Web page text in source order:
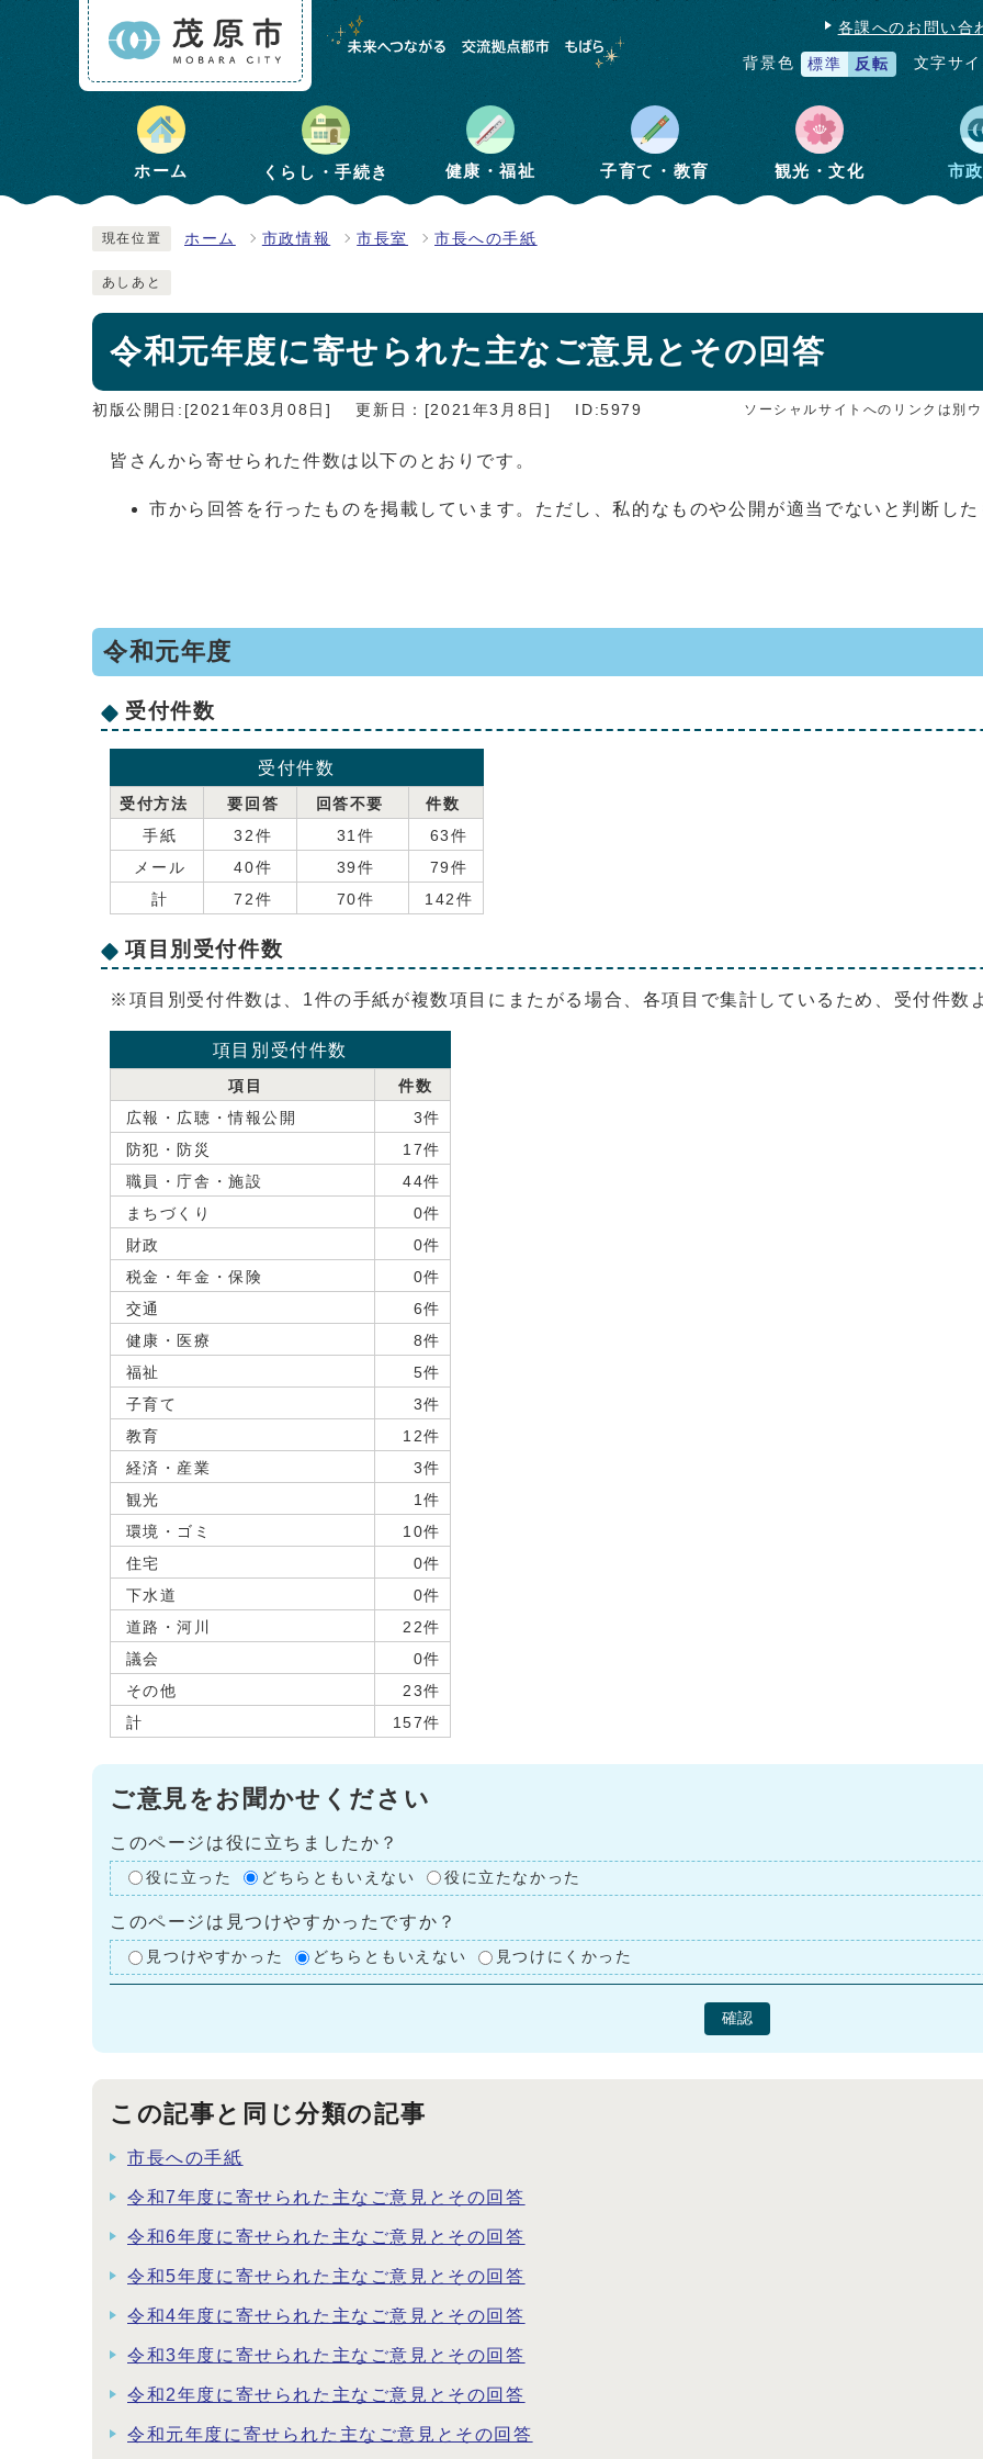
各課へのお問い合
背景色 標準 反転 文字サ
ホーム くらし・手続き 健康・福祉 子育て・教育 観光・文化 市
現在位置 ホーム 市政情報 市長室 市長への手紙
あしあと
令和元年度に寄せられた主なご意見とその回答
初版公開日:[2021年03月08日] 更新日：[2021年3月8日] ID:5979 ソーシャルサイトへのリンクは別
皆さんから寄せられた件数は以下のとおりです。
市から回答を行ったものを掲載しています。ただし、私的なものや公開が適当でないと判断した
令和元年度
受付件数
受付件数
受付方法 要回答 回答不要
件数
手紙
32件 31件
63件
メール
40件 39件
79件
計
72件 70件 142件
項目別受付件数
※項目別受付件数は、1件の手紙が複数項目にまたがる場合、各項目で集計しているため、受付件数
項目別受付件数
項目
件数
広報・広聴・情報公開
3件
防犯・防災
17件
職員・庁舎・施設
44件
まちづくり
0件
財政
0件
税金・年金・保険
0件
交通
6件
健康・医療
8件
福祉
5件
子育て
3件
教育
12件
経済・産業
3件
観光
1件
環境・ゴミ
10件
住宅
0件
下水道
0件
道路・河川
22件
議会
0件
その他
23件
計
157件
ご意見をお聞かせください
このページは役に立ちましたか？
役に立った どちらともいえない 役に立たなかった
このページは見つけやすかったですか？
見つけやすかった どちらともいえない 見つけにくかった
確認
この記事と同じ分類の記事
市長への手紙
令和7年度に寄せられた主なご意見とその回答
令和6年度に寄せられた主なご意見とその回答
令和5年度に寄せられた主なご意見とその回答
令和4年度に寄せられた主なご意見とその回答
令和3年度に寄せられた主なご意見とその回答
令和2年度に寄せられた主なご意見とその回答
令和元年度に寄せられた主なご意見とその回答